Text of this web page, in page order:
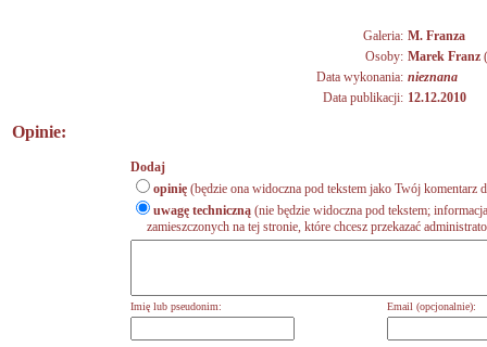
Galeria: M. Franza
Osoby: Marek Franz
Data wykonania: nieznana
Data publikacji: 12.12.2010
Opinie:
Dodaj
opinię (będzie ona widoczna pod tekstem jako Twój komentarz
uwagę techniczną (nie będzie widoczna pod tekstem;
zamieszczonych na tej stronie, które chcesz przekazać
Imię lub pseudonim: Email (opcjonalnie):